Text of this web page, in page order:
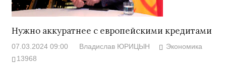
Нужно аккуратнее с европейскими кредитами
07.03.2024 09:00 Владислав ЮРИЦЫН
Экономика
13968